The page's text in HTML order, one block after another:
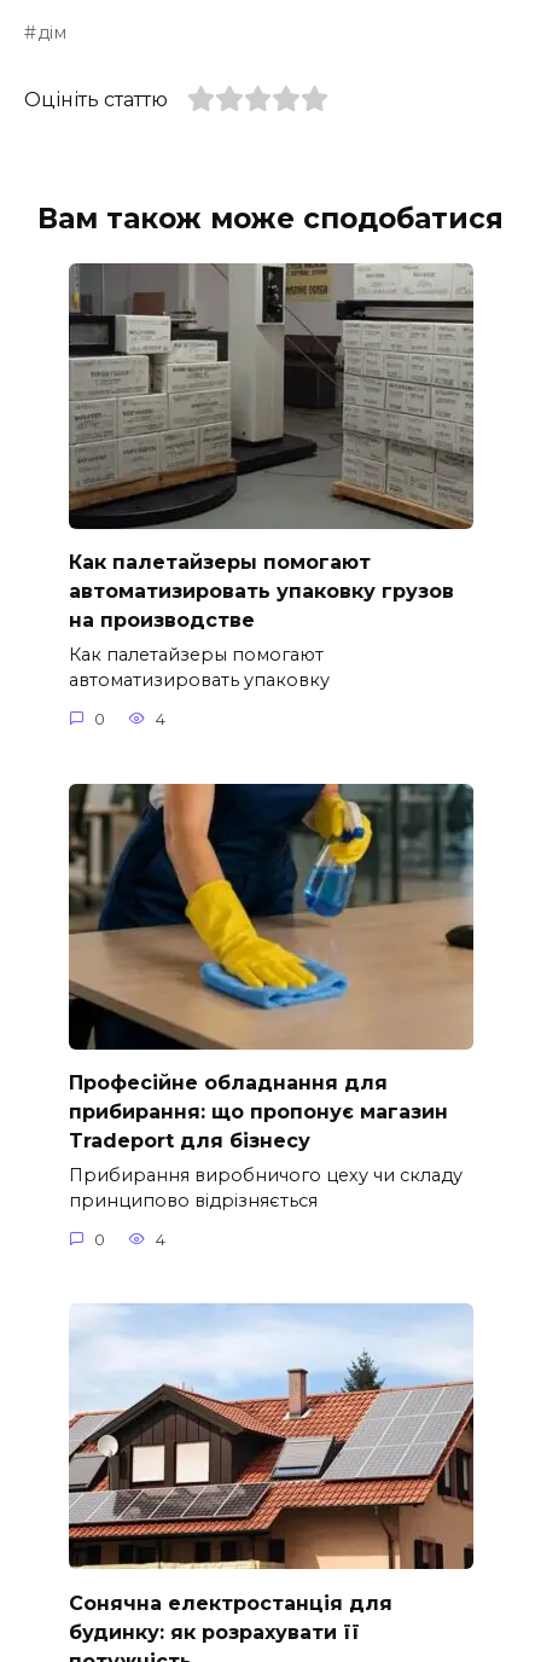
дім
Оцініть статтю
Вам також може сподобатися
Как палетайзеры помогают
автоматизировать упаковку грузов
на производстве
Как палетайзеры помогают
автоматизировать упаковку
0 4
Професійне обладнання для
прибирання: що пропонує магазин
Tradeport для бізнесу
Прибирання виробничого цеху чи складу
принципово відрізняється
0 4
Сонячна електростанція для
будинку: як розрахувати її